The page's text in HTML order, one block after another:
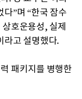
다”며 “한국 잠수
호운용성, 실제
라고 설명했다.
패키지를 병행한